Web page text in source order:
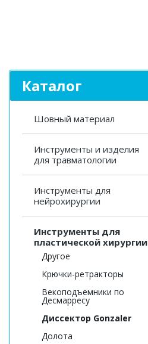
Каталог
Шовный материал
Инструменты и изделия
для травматологии
Инструменты для
нейрохирургии
Инструменты для
пластической хирургии
Другое
Крючки-ретракторы
Векоподъемники по
Десмарресу
Диссектор Gonzaler
Долота